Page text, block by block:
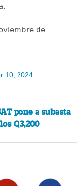
de
10, 2024
pone a subasta
Q3,200